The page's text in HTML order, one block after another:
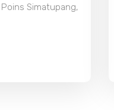
Simatupang,